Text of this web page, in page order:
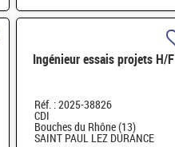
Ingénieur essais projets H/F
Réf. : 2025-38826
CDI
Bouches du Rhône (13)
SAINT PAUL LEZ DURANCE